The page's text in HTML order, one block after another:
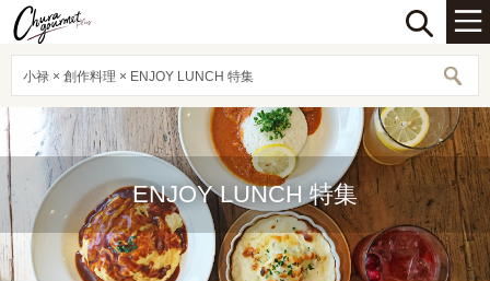
小禄 × 創作料理 × ENJOY LUNCH 特集
ENJOY LUNCH 特集